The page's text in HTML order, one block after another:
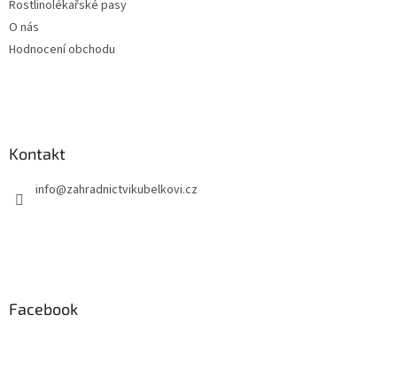
Rostlinolékařské pasy
O nás
Hodnocení obchodu
Kontakt
info@zahradnictvikubelkovi.cz
Facebook